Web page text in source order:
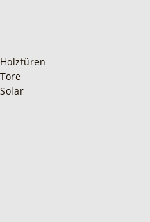
Holztüren
Tore
Solar